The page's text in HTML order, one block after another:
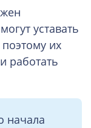
уставать
их
работать
начала